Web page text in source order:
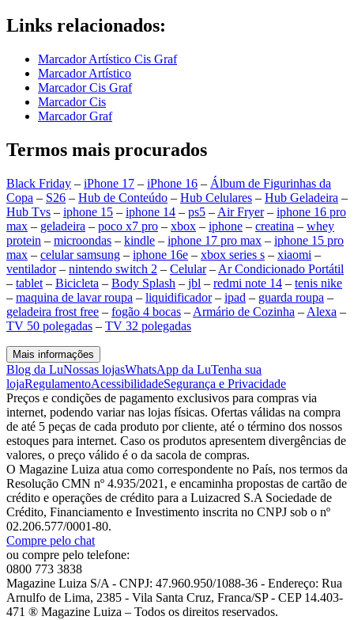
Links relacionados:
Marcador Artístico Cis Graf
Marcador Artístico
Marcador Cis Graf
Marcador Cis
Marcador Graf
Termos mais procurados
Black Friday – iPhone 17 – iPhone 16 – Álbum de Figurinhas da
Copa – S26 – Hub de Conteúdo – Hub Celulares – Hub Geladeira –
Hub Tvs – iphone 15 – iphone 14 – ps5 – Air Fryer– iphone 16 pro
max – geladeira – poco x7 pro – xbox – iphone – creatina – whey
protein – microondas – kindle – iphone 17 pro max – iphone 15 pro
max – celular samsung – iphone 16e – xbox series s – xiaomi –
ventilador– nintendo switch 2 – Celular– Ar Condicionado Portátil
– tablet – Bicicleta – Body Splash – jbl – redmi note 14 – tenis nike
– maquina de lavar roupa – liquidificador– ipad – guarda roupa –
geladeira frost free – fogão 4 bocas – Armário de Cozinha – Alexa –
TV 50 polegadas – TV 32 polegadas
Mais informações
Blog da LuNossas lojasWhatsApp da LuTenha sua
lojaRegulamentoAcessibilidadeSegurança e Privacidade
Preços e condições de pagamento exclusivos para compras via
internet, podendo variar nas lojas físicas. Ofertas válidas na compra
de até 5 peças de cada produto por cliente, até o término dos nossos
estoques para internet. Caso os produtos apresentem divergências de
valores, o preço válido é o da sacola de compras.
O Magazine Luiza atua como correspondente no País, nos termos da
Resolução CMN nº 4.935/2021, e encaminha propostas de cartão de
crédito e operações de crédito para a Luizacred S.A Sociedade de
Crédito, Financiamento e Investimento inscrita no CNPJ sob o nº
02.206.577/0001-80.
Compre pelo chat
ou compre pelo telefone:
0800 773 3838
Magazine Luiza S/A - CNPJ: 47.960.950/1088-36 - Endereço: Rua
Arnulfo de Lima, 2385 - Vila Santa Cruz, Franca/SP - CEP 14.403-
471 ® Magazine Luiza – Todos os direitos reservados.